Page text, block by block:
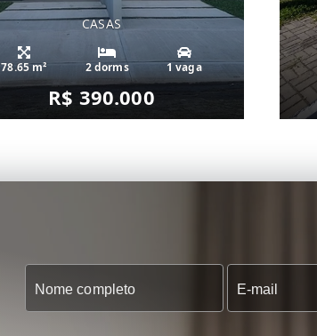
CASAS
78.65 m² 2 dorms 1 vaga
R$ 390.000